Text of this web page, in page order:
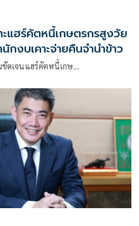
ะแฮร์คัตหนี้เกษตรกรสูงวัย
กงบเคาะจ่ายคืนจำนำข้าว
ชัดเจนแฮร์คัตหนี้เกษ…